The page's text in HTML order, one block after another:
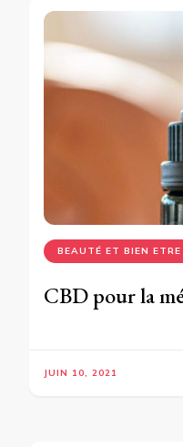
BEAUTÉ ET BIEN ETRE
CBD pour la
JUIN 10, 2021